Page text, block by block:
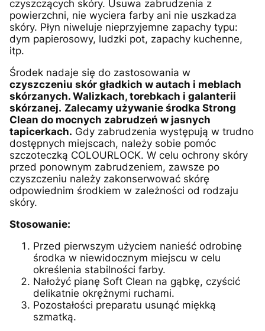
czyszczących skóry. Usuwa zabrudzenia z
powierzchni, nie wyciera farby ani nie uszkadza
skóry. Płyn niweluje nieprzyjemne zapachy typu:
dym papierosowy, ludzki pot, zapachy kuchenne,
itp.
Środek nadaje się do zastosowania w
czyszczeniu skór gładkich w autach i meblach
skórzanych. Walizkach, torebkach i galanterii
skórzanej. Zalecamy używanie środka Strong
Clean do mocnych zabrudzeń w jasnych
tapicerkach. Gdy zabrudzenia występują w trudno
dostępnych miejscach, należy sobie pomóc
szczoteczką COLOURLOCK. W celu ochrony skóry
przed ponownym zabrudzeniem, zawsze po
czyszczeniu należy zakonserwować skórę
odpowiednim środkiem w zależności od rodzaju
skóry.
Stosowanie:
Przed pierwszym użyciem nanieść odrobinę
środka w niewidocznym miejscu w celu
określenia stabilności farby.
Nałożyć pianę Soft Clean na gąbkę, czyścić
delikatnie okrężnymi ruchami.
Pozostałości preparatu usunąć miękką
szmatką.